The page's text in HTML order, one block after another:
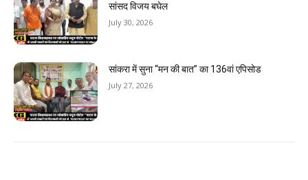
सांसद विजय बघेल
July 30, 2026
सांकरा में सुना “मन की बात” का 136वां एपिसोड
July 27, 2026